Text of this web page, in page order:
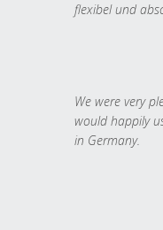
flexibel und
We were very
would happily
in Germany.